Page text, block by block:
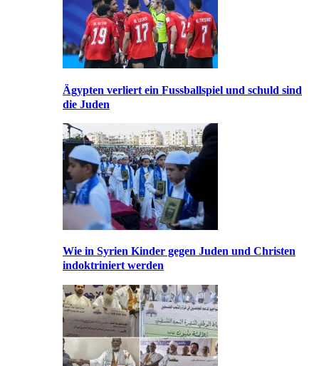
Ägypten verliert ein Fussballspiel und schuld sind
die Juden
Wie in Syrien Kinder gegen Juden und Christen
indoktriniert werden